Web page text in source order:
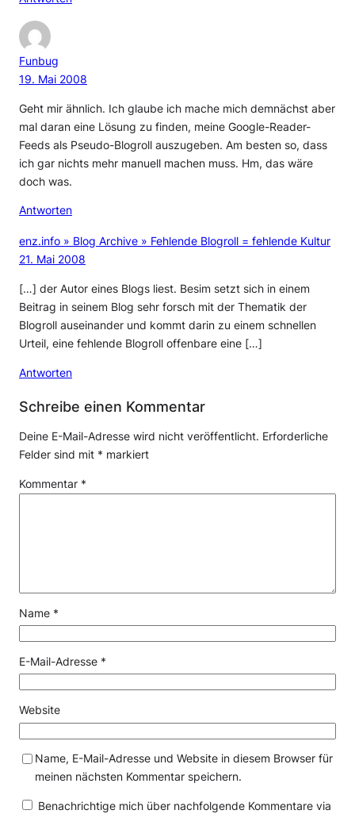
Funbug
19. Mai 2008
Geht mir ähnlich. Ich glaube ich mache mich demnächst aber
mal daran eine Lösung zu finden, meine Google-Reader-
Feeds als Pseudo-Blogroll auszugeben. Am besten so, dass
ich gar nichts mehr manuell machen muss. Hm, das wäre
doch was.
Antworten
enz.info » Blog Archive » Fehlende Blogroll = fehlende Kultur
21. Mai 2008
[…] der Autor eines Blogs liest. Besim setzt sich in einem
Beitrag in seinem Blog sehr forsch mit der Thematik der
Blogroll auseinander und kommt darin zu einem schnellen
Urteil, eine fehlende Blogroll offenbare eine […]
Antworten
Schreibe einen Kommentar
Deine E-Mail-Adresse wird nicht veröffentlicht. Erforderliche
Felder sind mit * markiert
Kommentar *
Name *
E-Mail-Adresse *
Website
Name, E-Mail-Adresse und Website in diesem Browser für
meinen nächsten Kommentar speichern.
Benachrichtige mich über nachfolgende Kommentare via